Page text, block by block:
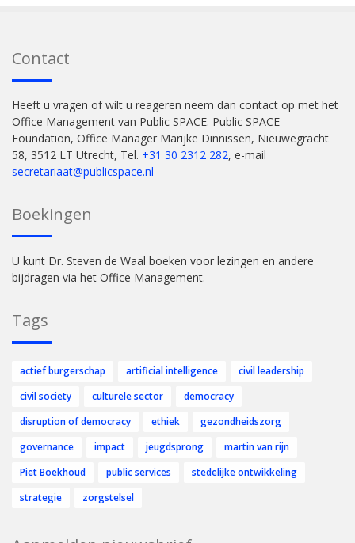
Contact
Heeft u vragen of wilt u reageren neem dan contact op met het
Office Management van Public SPACE. Public SPACE
Foundation, Office Manager Marijke Dinnissen, Nieuwegracht
58, 3512 LT Utrecht, Tel. +31 30 2312 282, e-mail
secretariaat@publicspace.nl
Boekingen
U kunt Dr. Steven de Waal boeken voor lezingen en andere
bijdragen via het Office Management.
Tags
actief burgerschap artificial intelligence
civil leadership
civil society
culturele sector
democracy
disruption of democracy
ethiek
gezondheidszorg
governance
impact jeugdsprong
martin van rijn
Piet Boekhoud
public services
stedelijke ontwikkeling
strategie
zorgstelsel